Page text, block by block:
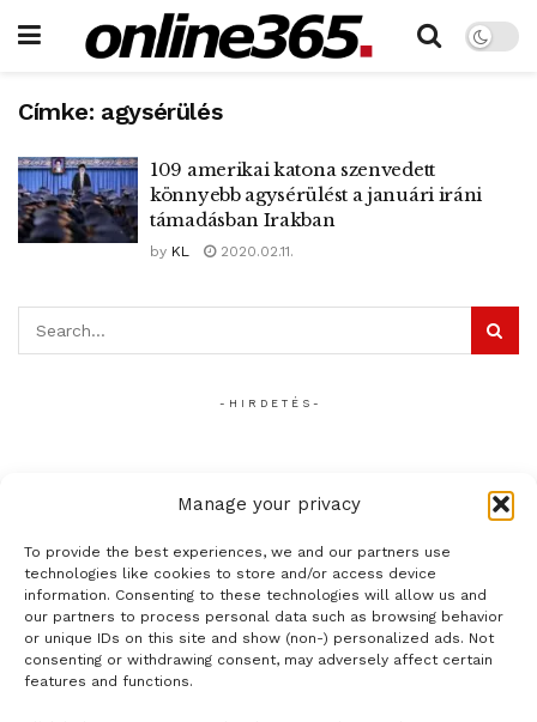
Manage your privacy
To provide the best experiences, we and our partners use
technologies like cookies to store and/or access device
information. Consenting to these technologies will allow us and
our partners to process personal data such as browsing behavior
or unique IDs on this site and show (non-) personalized ads. Not
consenting or withdrawing consent, may adversely affect certain
features and functions.
Címke: agysérülés
109 amerikai katona szenvedett
könnyebb agysérülést a januári iráni
támadásban Irakban
by KL 2020.02.11.
- H I R D E T É S -